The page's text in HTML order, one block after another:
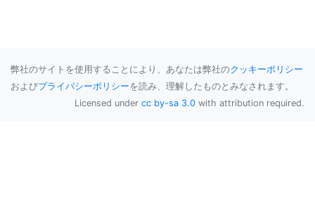
弊社のサイトを使用することにより、あなたは弊社のクッキーポリシー
およびプライバシーポリシーを読み、理解したものとみなされます。
Licensed under cc by-sa 3.0 with attribution required.